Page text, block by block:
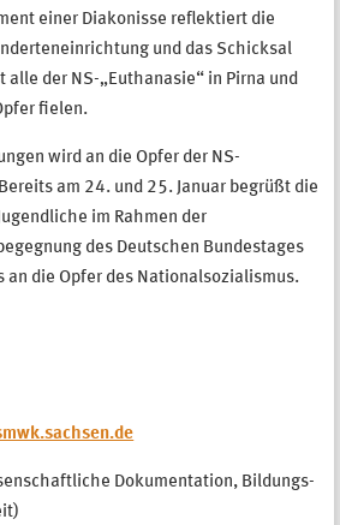
einer Diakonisse reflektiert die
und das Schicksal
der NS-„Euthanasie“ in Pirna und
fielen.
wird an die Opfer der NS-
am 24. und 25. Januar begrüßt die
im Rahmen der
des Deutschen Bundestages
an die Opfer des Nationalsozialismus.
Dokumentation, Bildungs-
)